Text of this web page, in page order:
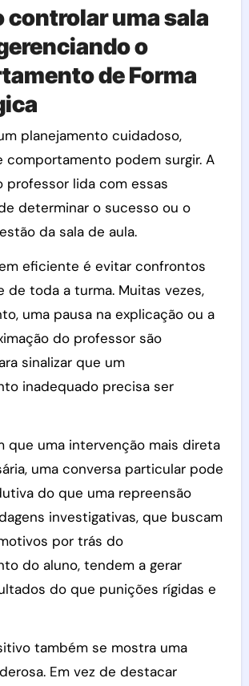
controlar uma sala
o
de Forma
planejamento cuidadoso,
comportamento podem surgir. A
professor lida com essas
determinar o sucesso ou o
da sala de aula.
eficiente é evitar confrontos
de toda a turma. Muitas vezes,
uma pausa na explicação ou a
do professor são
sinalizar que um
inadequado precisa ser
que uma intervenção mais direta
uma conversa particular pode
do que uma repreensão
investigativas, que buscam
por trás do
do aluno, tendem a gerar
do que punições rígidas e
também se mostra uma
Em vez de destacar